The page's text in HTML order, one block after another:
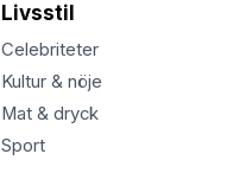
Livsstil
Celebriteter
Kultur & nöje
Mat & dryck
Sport